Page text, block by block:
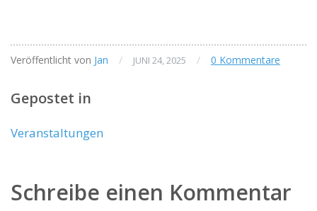
Veröffentlicht von Jan / JUNI 24, 2025 / 0 Kommentare
Gepostet in
Veranstaltungen
Schreibe einen Kommentar